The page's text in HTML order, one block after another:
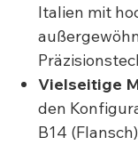
Italien mit
Vielseitige
den
B14